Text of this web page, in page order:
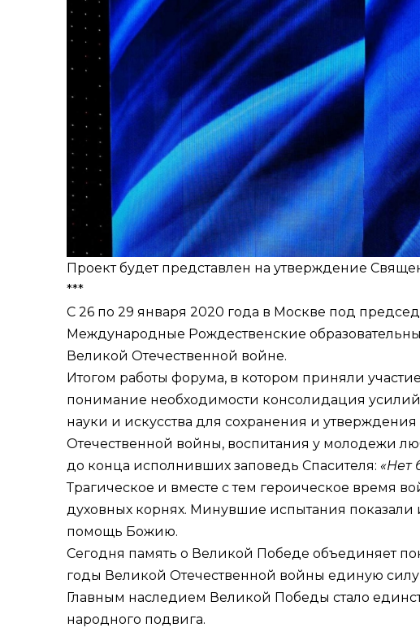
Проект будет представлен на утверждение
***
С 26 по 29 января 2020 года в Москве под
Международные Рождественские
Великой Отечественной войне.
Итогом работы форума, в котором приняли
понимание необходимости консолидация усилий
науки и искусства для сохранения и
Отечественной войны, воспитания у молодежи
до конца исполнивших заповедь Спасителя: «Нет
Трагическое и вместе с тем героическое время
духовных корнях. Минувшие испытания
помощь Божию.
Сегодня память о Великой Победе объединяет
годы Великой Отечественной войны единую
Главным наследием Великой Победы стало
народного подвига.